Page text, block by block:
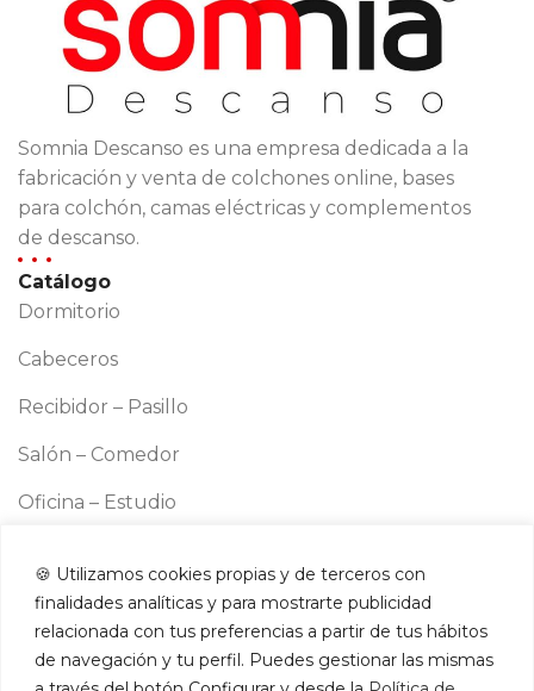
🍪 Utilizamos cookies propias y de terceros con
finalidades analíticas y para mostrarte publicidad
relacionada con tus preferencias a partir de tus hábitos
de navegación y tu perfil. Puedes gestionar las mismas
Somnia Descanso es una empresa dedicada a la
fabricación y venta de colchones online, bases
para colchón, camas eléctricas y complementos
de descanso.
Catálogo
Dormitorio
Cabeceros
Recibidor – Pasillo
Salón – Comedor
Oficina – Estudio
Información
Aviso legal
Política de cookies